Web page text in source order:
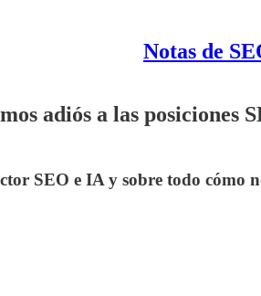
Notas de
adiós a las
SEO e IA y sobre todo